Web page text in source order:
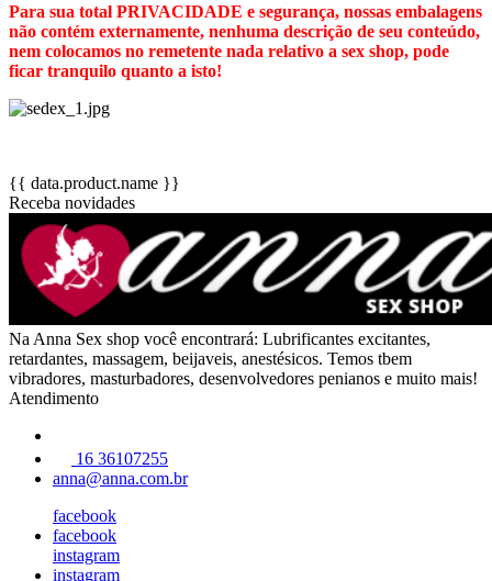
Para sua total PRIVACIDADE e segurança, nossas embalagens
não contém externamente, nenhuma descrição de seu conteúdo,
nem colocamos no remetente nada relativo a sex shop, pode
ficar tranquilo quanto a isto!
{{ data.product.name }}
Receba novidades
Na Anna Sex shop você encontrará: Lubrificantes excitantes,
retardantes, massagem, beijaveis, anestésicos. Temos tbem
vibradores, masturbadores, desenvolvedores penianos e muito mais!
Atendimento
16 36107255
anna@anna.com.br
facebook
facebook
instagram
instagram